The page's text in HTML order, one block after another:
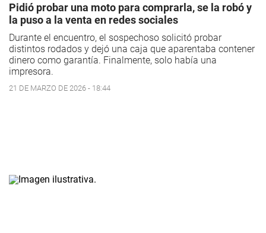
Pidió probar una moto para comprarla, se la robó y
la puso a la venta en redes sociales
Durante el encuentro, el sospechoso solicitó probar
distintos rodados y dejó una caja que aparentaba contener
dinero como garantía. Finalmente, solo había una
impresora.
21 DE MARZO DE 2026 - 18:44